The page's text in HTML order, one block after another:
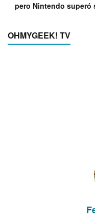
pero Nintendo superó
OHMYGEEK! TV